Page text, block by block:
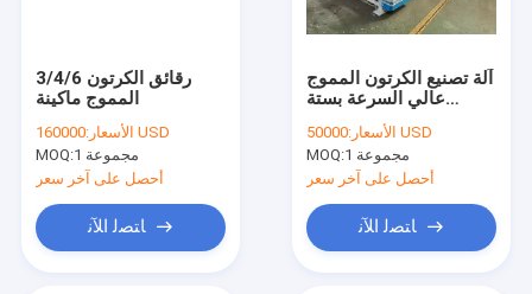
3/4/6 رقائق الكرتون
المموج ماكينة
الأسعار: 160000 USD
MOQ:
1 مجموعة
أحصل على آخر سعر
ﺎﺘﺼﻟ ﺍﻶﻧ
آلة تصنيع الكرتون المموج
عالي السرعة بستة
طبقات 440 فولت
الأسعار: 50000 USD
MOQ:
1 مجموعة
أحصل على آخر سعر
ﺎﺘﺼﻟ ﺍﻶﻧ